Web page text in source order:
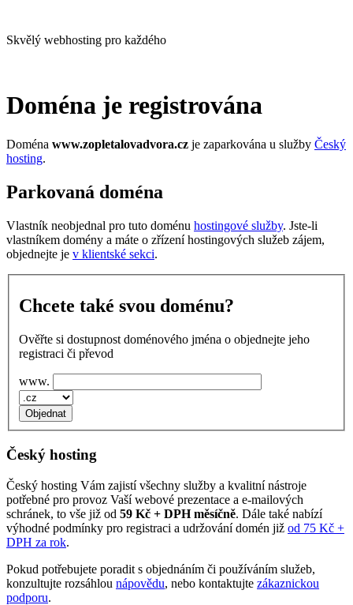
Skvělý webhosting pro každého
Doména je registrována
Doména www.zopletalovadvora.cz je zaparkována u služby Český
hosting.
Parkovaná doména
Vlastník neobjednal pro tuto doménu hostingové služby. Jste-li
vlastníkem domény a máte o zřízení hostingových služeb zájem,
objednejte je v klientské sekci.
Chcete také svou doménu?
Ověřte si dostupnost doménového jména o objednejte jeho
registraci či převod
www.
Český hosting
Český hosting Vám zajistí všechny služby a kvalitní nástroje
potřebné pro provoz Vaší webové prezentace a e‑mailových
schránek, to vše již od 59 Kč + DPH měsíčně. Dále také nabízí
výhodné podmínky pro registraci a udržování domén již od 75 Kč +
DPH za rok.
Pokud potřebujete poradit s objednáním či používáním služeb,
konzultujte rozsáhlou nápovědu, nebo kontaktujte zákaznickou
podporu.